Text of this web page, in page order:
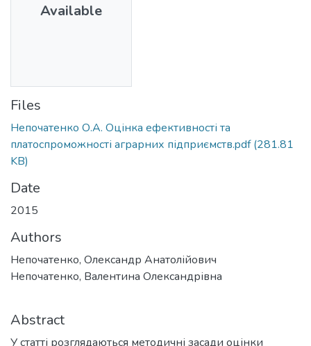
Available
Files
Непочатенко О.А. Оцінка ефективності та
платоспроможності аграрних підприємств.pdf (281.81
KB)
Date
2015
Authors
Непочатенко, Олександр Анатолійович
Непочатенко, Валентина Олександрівна
Abstract
У статті розглядаються методичні засади оцінки